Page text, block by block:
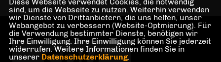
sind, um die Webseite zu nutzen. Weiterhin verwenden
wir Dienste von Drittanbietern, die uns helfen, unser
Webangebot zu verbessern (Website-Optmierung). Für
die Verwendung bestimmter Dienste, benötigen wir
Ihre Einwilligung. Ihre Einwilligung können Sie jederzeit
widerrufen. Weitere Informationen finden Sie in
unserer Datenschutzerklärung.